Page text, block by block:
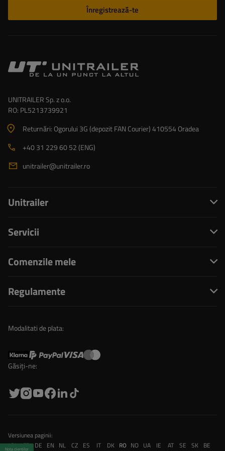
Înregistrează-te
UNITRAILER Sp. z o.o.
RO: PL5213739921
Returnări: Ogorului 3G (depozit FAN Courier) 410554 Oradea
+40 31 229 60 52 (ENG)
unitrailer@unitrailer.ro
Unitrailer
Servicii
Comenzile mele
Regulamente
Modalitati de plata:
Găsiți-ne:
Versiunea paginii:
PL FR DE EN NL CZ ES IT DK RO NO UA IE AT SE SK BE
Nota clienților